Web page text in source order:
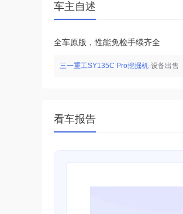
车主自述
全车原版，性能免检手续齐全
三一重工SY135C Pro挖掘机-设备出售
看车报告